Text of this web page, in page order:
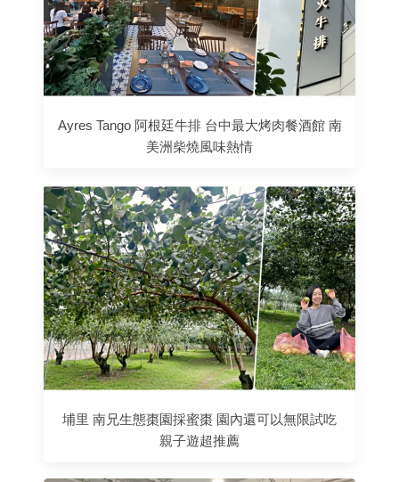
Ayres Tango 阿根廷牛排 台中最大烤肉餐酒館 南
美洲柴燒風味熱情
埔里 南兄生態棗園採蜜棗 園內還可以無限試吃
親子遊超推薦